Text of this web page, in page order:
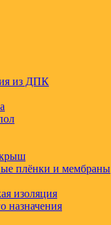
из ДПК
крыш
плёнки и мембраны
изоляция
назначения